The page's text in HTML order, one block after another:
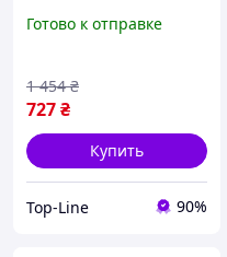
литра с крышкой для
микроволновке
Готово к отправке
727₴
1 454 ₴
Купить
Top-Line 90%